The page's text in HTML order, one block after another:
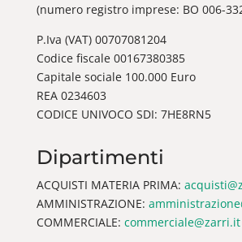
(numero registro imprese: BO 006-
P.Iva (VAT) 00707081204
Codice fiscale 00167380385
Capitale sociale 100.000 Euro
REA 0234603
CODICE UNIVOCO SDI: 7HE8RN5
Dipartimenti
ACQUISTI MATERIA PRIMA:
AMMINISTRAZIONE:
COMMERCIALE: commerciale@zarri.it